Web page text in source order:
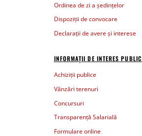
Ordinea de zi a ședințelor
Dispoziții de convocare
Declarații de avere și interese
INFORMAȚII DE INTERES PUBLIC
Achiziții publice
Vânzări terenuri
Concursuri
Transparență Salarială
Formulare online